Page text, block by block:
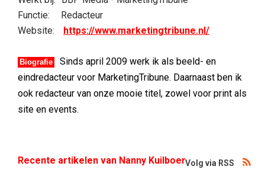
Functie:
Redacteur
Website:
https://www.marketingtribune.nl/
Biografie
Sinds april 2009 werk ik als beeld- en
eindredacteur voor MarketingTribune. Daarnaast ben ik
ook redacteur van onze mooie titel, zowel voor print als
site en events.
Recente artikelen van Nanny KuilboerVolg via RSS